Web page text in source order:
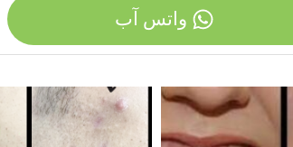
واتس آب